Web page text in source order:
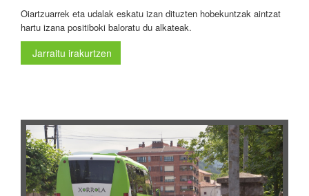
Oiartzuarrek eta udalak eskatu izan dituzten hobekuntzak aintzat
hartu izana positiboki baloratu du alkateak.
Jarraitu irakurtzen